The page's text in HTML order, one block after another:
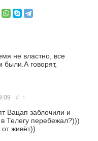
не властно, все
говорят,
# ↑
Вацап заблочили и
Телегу перебежал?)))
от живёт))